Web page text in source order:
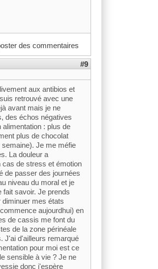
des commentaires
#9
aux antibios et
retrouvé avec une
avant mais je ne
des échos négatives
: plus de
plus de chocolat
Je me méfie
La douleur a
de stress et émotion
de passer des journées
niveau du moral et je
savoir. Je prends
mes états
aujourdhui) en
de cassis me font du
de la zone périnéale
J'ai d'ailleurs remarqué
pour moi est ce
sensible à vie ? Je ne
donc j'espère